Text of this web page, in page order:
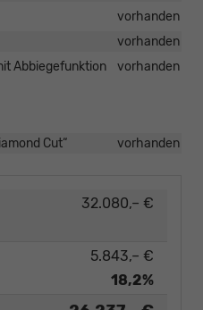
vorhanden
vorhanden
Abbiegefunktion
vorhanden
Cut“ vorhanden
32.080,– €
5.843,– €
18,2%